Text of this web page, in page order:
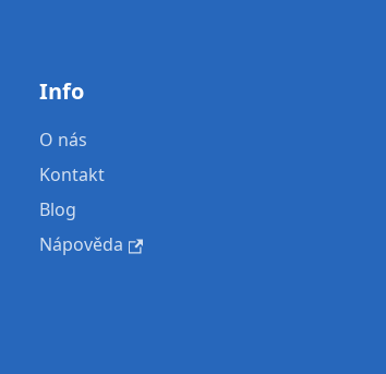
Info
O nás
Kontakt
Blog
Nápověda